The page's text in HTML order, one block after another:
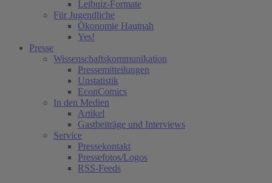
Leibniz-Formate
Für Jugendliche
Ökonomie Hautnah
Yes!
Presse
Wissenschaftskommunikation
Pressemitteilungen
Unstatistik
EconComics
In den Medien
Artikel
Gastbeiträge und Interviews
Service
Pressekontakt
Pressefotos/Logos
RSS-Feeds